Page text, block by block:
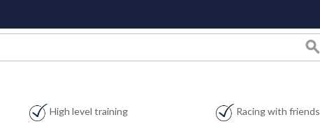
High level training Racing with friends